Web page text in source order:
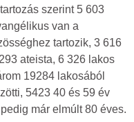
szerint 5 603
van a
tartozik, 3 616
ateista, 6 326 lakos
19284 lakosából
5423 40 és 59 év
már elmúlt 80 éves.